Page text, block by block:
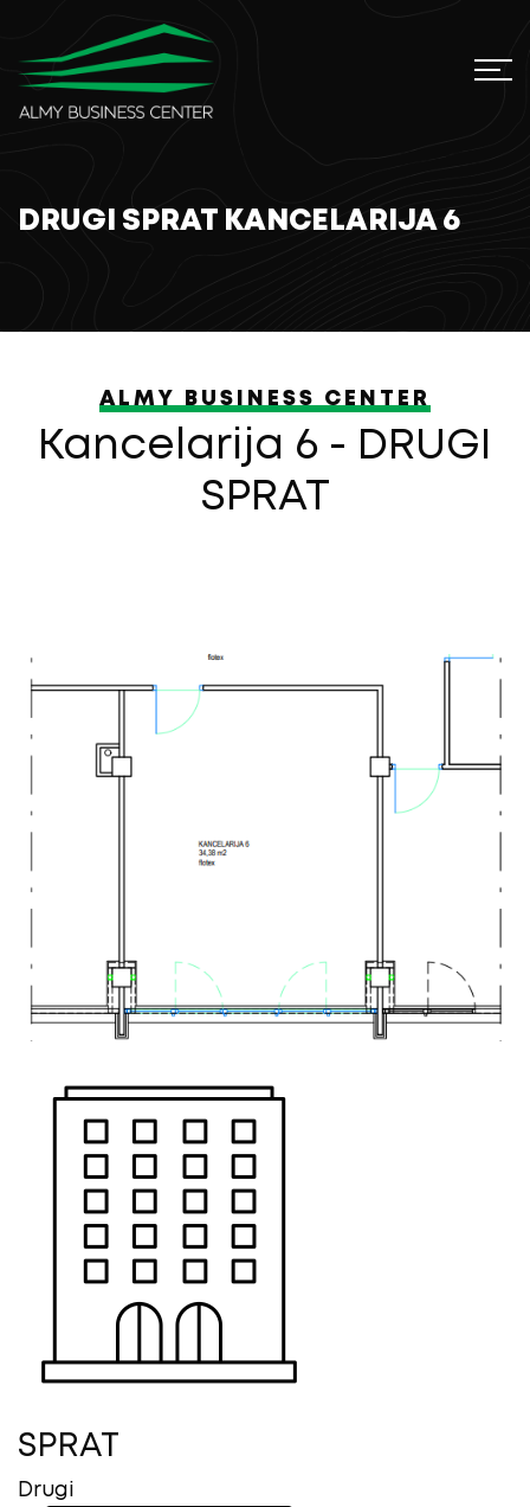
DRUGI SPRAT KANCELARIJA 6
ALMY BUSINESS CENTER
Kancelarija 6 - DRUGI
SPRAT
SPRAT
Drugi